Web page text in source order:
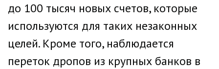
до 100 тысяч новых счетов, которые
используются для таких незаконных
целей. Кроме того, наблюдается
переток дропов из крупных банков в